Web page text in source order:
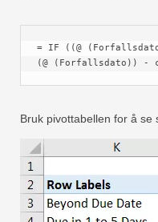
= IF ((@
(@ (Forfallsdato)) -
Bruk pivottabellen for å se